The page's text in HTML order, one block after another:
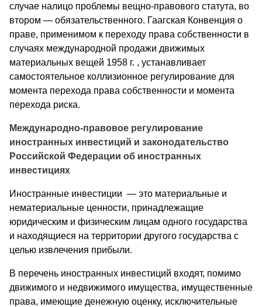
случае налицо проблемы вещно-правового статута, во
втором — обязательственного. Гаагская Конвенция о
праве, применимом к переходу права собственности в
случаях международной продажи движимых
материальных вещей 1958 г. , устанавливает
самостоятельное коллизионное регулирование для
момента перехода права собственности и момента
перехода риска.
Международно-правовое регулирование
иностранных инвестиций и законодательство
Российской Федерации об иностранных
инвестициях
Иностранные инвестиции — это материальные и
нематериальные ценности, принадлежащие
юридическим и физическим лицам одного государства
и находящиеся на территории другого государства с
целью извлечения прибыли.
В перечень иностранных инвестиций входят, помимо
движимого и недвижимого имущества, имущественные
права, имеющие денежную оценку, исключительные